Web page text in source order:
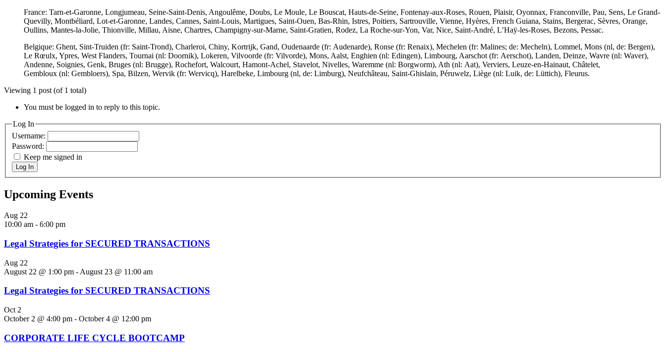
France: Tarn-et-Garonne, Longjumeau, Seine-Saint-Denis, Angoulême, Doubs, Le Moule, Le Bouscat, Hauts-de-Seine, Fontenay-aux-Roses, Rouen, Plaisir, Oyonnax, Franconville, Pau, Sens, Le Grand-
Quevilly, Montbéliard, Lot-et-Garonne, Landes, Cannes, Saint-Louis, Martigues, Saint-Ouen, Bas-Rhin, Istres, Poitiers, Sartrouville, Vienne, Hyères, French Guiana, Stains, Bergerac, Sèvres, Orange,
Oullins, Mantes-la-Jolie, Thionville, Millau, Aisne, Chartres, Champigny-sur-Marne, Saint-Gratien, Rodez, La Roche-sur-Yon, Var, Nice, Saint-André, L’Haÿ-les-Roses, Bezons, Pessac.
Belgique: Ghent, Sint-Truiden (fr: Saint-Trond), Charleroi, Chiny, Kortrijk, Gand, Oudenaarde (fr: Audenarde), Ronse (fr: Renaix), Mechelen (fr: Malines; de: Mecheln), Lommel, Mons (nl, de: Bergen),
Le Rœulx, Ypres, West Flanders, Tournai (nl: Doornik), Lokeren, Vilvoorde (fr: Vilvorde), Mons, Aalst, Enghien (nl: Edingen), Limbourg, Aarschot (fr: Aerschot), Landen, Deinze, Wavre (nl: Waver),
Andenne, Soignies, Genk, Bruges (nl: Brugge), Rochefort, Walcourt, Hamont-Achel, Stavelot, Nivelles, Waremme (nl: Borgworm), Ath (nl: Aat), Verviers, Leuze-en-Hainaut, Châtelet,
Gembloux (nl: Gembloers), Spa, Bilzen, Wervik (fr: Wervicq), Harelbeke, Limbourg (nl, de: Limburg), Neufchâteau, Saint-Ghislain, Péruwelz, Liège (nl: Luik, de: Lüttich), Fleurus.
Viewing 1 post (of 1 total)
You must be logged in to reply to this topic.
Log In
Username:
Password:
Keep me signed in
Log In
Upcoming Events
Aug 22
10:00 am - 6:00 pm
Legal Strategies for SECURED TRANSACTIONS
Aug 22
August 22 @ 1:00 pm - August 23 @ 11:00 am
Legal Strategies for SECURED TRANSACTIONS
Oct 2
October 2 @ 4:00 pm - October 4 @ 12:00 pm
CORPORATE LIFE CYCLE BOOTCAMP